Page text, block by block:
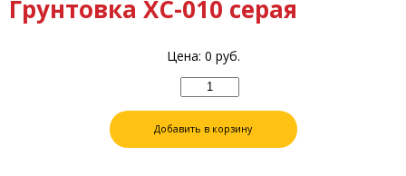
Грунтовка ХС-010 серая
Цена: 0 руб.
Добавить в корзину